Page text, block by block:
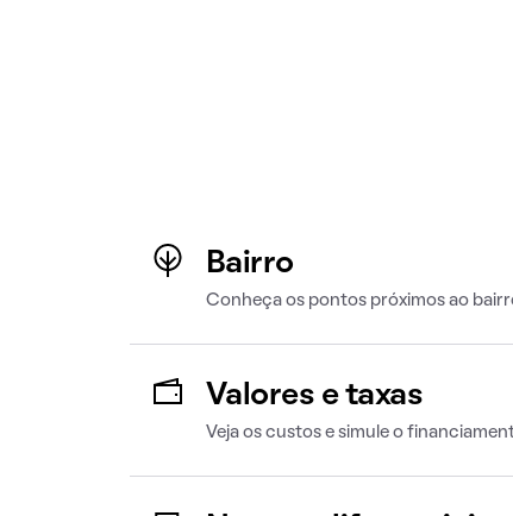
Bairro
Conheça os pontos próximos ao
Valores e taxas
Veja os custos e simule o